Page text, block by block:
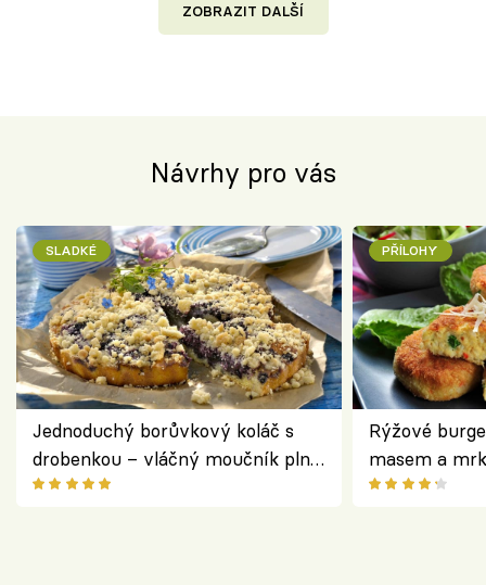
ZOBRAZIT DALŠÍ
Návrhy pro vás
SLADKÉ
Jednoduchý borůvkový koláč s
drobenkou – vláčný moučník plný
ovoce
PŘÍLOHY
Rýžové
masem a
salátem –